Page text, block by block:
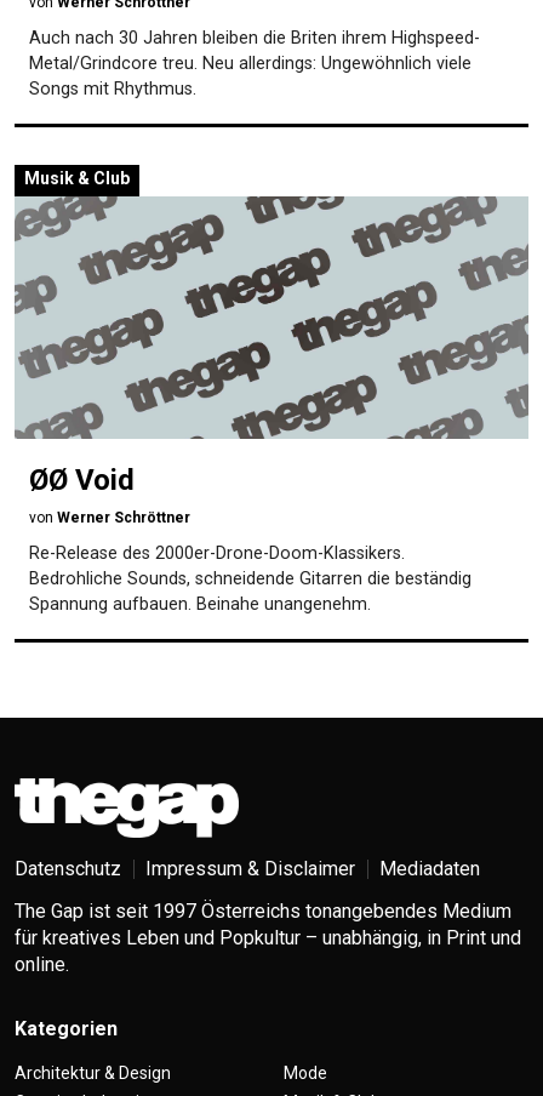
Auch nach 30 Jahren bleiben die Briten ihrem Highspeed-
Metal/Grindcore treu. Neu allerdings: Ungewöhnlich viele
Songs mit Rhythmus.
Musik & Club
ØØ Void
von Werner Schröttner
Re-Release des 2000er-Drone-Doom-Klassikers.
Bedrohliche Sounds, schneidende Gitarren die beständig
Spannung aufbauen. Beinahe unangenehm.
Datenschutz Impressum & Disclaimer
Mediadaten
The Gap ist seit 1997 Österreichs tonangebendes Medium
für kreatives Leben und Popkultur – unabhängig, in Print und
online.
Kategorien
Architektur & Design
Mode